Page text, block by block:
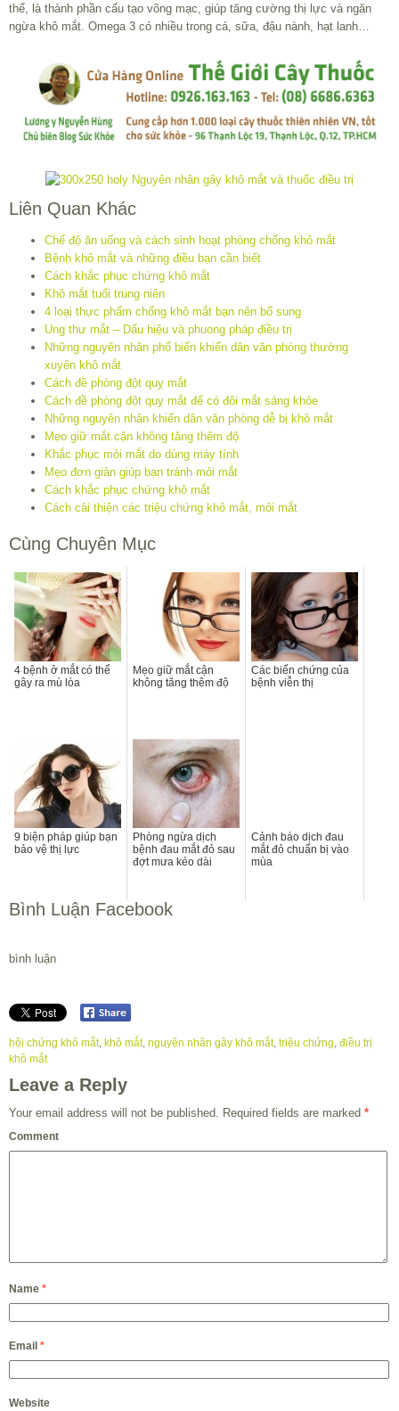
thể, là thành phần cấu tạo võng mạc, giúp tăng cường thị lực và ngăn
ngừa khô mắt. Omega 3 có nhiều trong cá, sữa, đậu nành, hạt lanh…
Liên Quan Khác
Chế độ ăn uống và cách sinh hoạt phòng chống khô mắt
Bệnh khô mắt và những điều bạn cần biết
Cách khắc phục chứng khô mắt
Khô mắt tuổi trung niên
4 loại thực phẩm chống khô mắt bạn nên bổ sung
Ung thư mắt – Dấu hiệu và phuong pháp điều trị
Những nguyên nhân phổ biến khiến dân văn phòng thường
xuyên khô mắt
Cách đề phòng đột quỵ mắt
Cách đề phòng đột quỵ mắt để có đôi mắt sáng khỏe
Những nguyên nhân khiến dân văn phòng dễ bị khô mắt
Mẹo giữ mắt cận không tăng thêm độ
Khắc phục mỏi mắt do dùng máy tính
Mẹo đơn giản giúp bạn tránh mỏi mắt
Cách khắc phục chứng khô mắt
Cách cải thiện các triệu chứng khô mắt, mỏi mắt
Cùng Chuyên Mục
4 bệnh ở mắt có thể
gây ra mù lòa
Mẹo giữ mắt cận
không tăng thêm độ
Các biến chứng của
bệnh viễn thị
9 biện pháp giúp bạn
bảo vệ thị lực
Phòng ngừa dịch
bệnh đau mắt đỏ sau
đợt mưa kéo dài
Cảnh báo dịch đau
mắt đỏ chuẩn bị vào
mùa
Bình Luận Facebook
bình luận
hội chứng khô mắt, khô mắt, nguyên nhân gây khô mắt, triệu chứng, điều trị
khô mắt
Leave a Reply
Your email address will not be published. Required fields are marked *
Comment
Name *
Email *
Website